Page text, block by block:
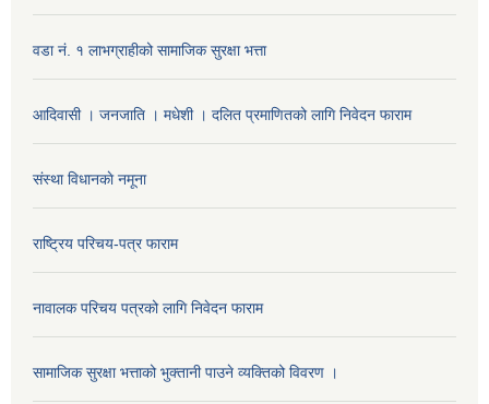
वडा नं. १ लाभग्राहीको सामाजिक सुरक्षा भत्ता
आदिवासी । जनजाति । मधेशी । दलित प्रमाणितको लागि निवेदन फाराम
संस्था विधानकाे नमूना
राष्ट्रिय परिचय-पत्र फाराम
नावालक परिचय पत्रको लागि निवेदन फाराम
सामाजिक सुरक्षा भत्ताको भुक्तानी पाउने व्यक्तिको विवरण ।